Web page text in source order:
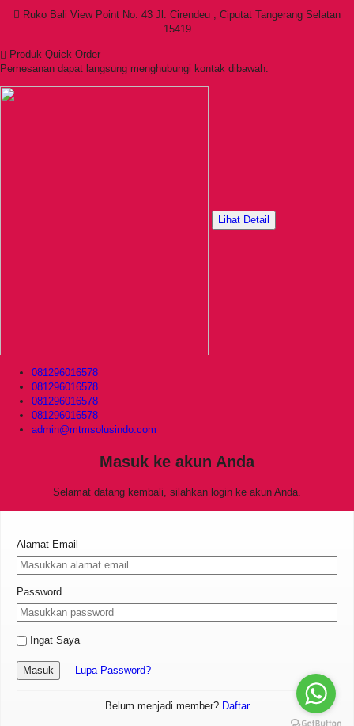
Ruko Bali View Point No. 43 Jl. Cirendeu , Ciputat Tangerang Selatan
15419
Produk Quick Order
Pemesanan dapat langsung menghubungi kontak dibawah:
Lihat Detail
081296016578
081296016578
081296016578
081296016578
admin@mtmsolusindo.com
Masuk ke akun Anda
Selamat datang kembali, silahkan login ke akun Anda.
Alamat Email
Password
Ingat Saya
Masuk Lupa Password?
Belum menjadi member? Daftar